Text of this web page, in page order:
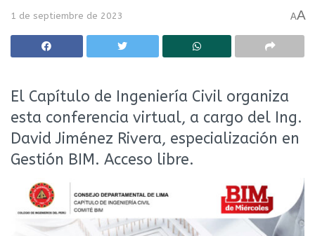
1 de septiembre de 2023 AA
El Capítulo de Ingeniería Civil organiza
esta conferencia virtual, a cargo del Ing.
David Jiménez Rivera, especialización en
Gestión BIM. Acceso libre.